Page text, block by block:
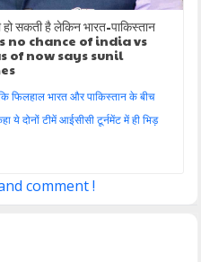
सकती है लेकिन भारत-पाकिस्तान
is no chance of india vs
of now says sunil
फिलहाल भारत और पाकिस्तान के बीच
ये दोनों टीमें आईसीसी टूर्नमेंट में ही भिड़
comment !